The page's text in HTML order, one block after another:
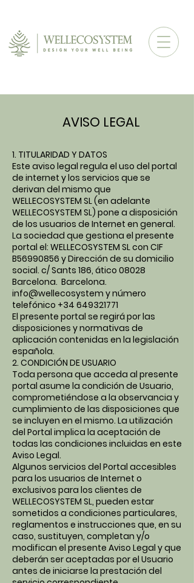
AVISO LEGAL
1. TITULARIDAD Y DATOS
Este aviso legal regula el uso del portal
de internet y los servicios que se
derivan del mismo que
WELLECOSYSTEM SL (en adelante
WELLECOSYSTEM SL) pone a disposición
de los usuarios de Internet en general.
La sociedad que gestiona el presente
portal el: WELLECOSYSTEM SL con CIF
B56990856 y Dirección de su domicilio
social. c/ Sants 186, ático 08028
Barcelona. Barcelona.
info@wellecosystem y número
telefónico +34 649321771
El presente portal se regirá por las
disposiciones y normativas de
aplicación contenidas en la legislación
española.
2. CONDICIÓN DE USUARIO
Toda persona que acceda al presente
portal asume la condición de Usuario,
comprometiéndose a la observancia y
cumplimiento de las disposiciones que
se incluyen en el mismo. La utilización
del Portal implica la aceptación de
todas las condiciones incluidas en este
Aviso Legal.
Algunos servicios del Portal accesibles
para los usuarios de Internet o
exclusivos para los clientes de
WELLECOSYSTEM SL, pueden estar
sometidos a condiciones particulares,
reglamentos e instrucciones que, en su
caso, sustituyen, completan y/o
modifican el presente Aviso Legal y que
deberán ser aceptadas por el Usuario
antes de iniciarse la prestación del